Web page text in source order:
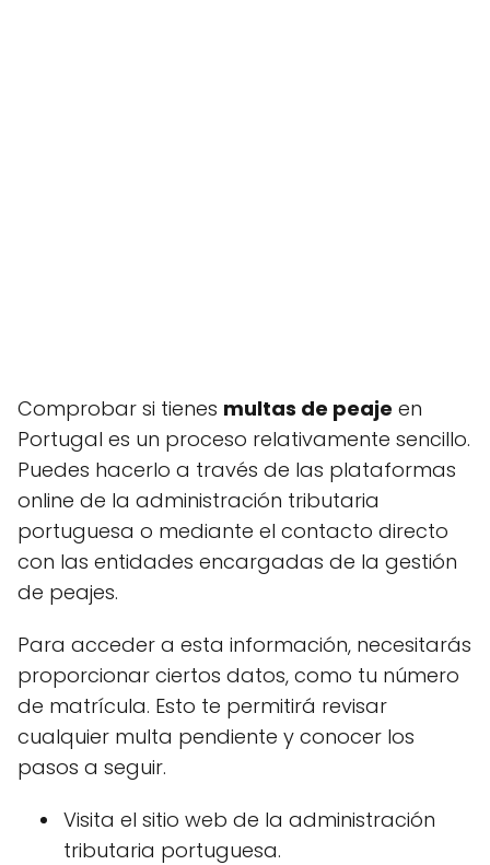
Comprobar si tienes multas de peaje en
Portugal es un proceso relativamente sencillo.
Puedes hacerlo a través de las plataformas
online de la administración tributaria
portuguesa o mediante el contacto directo
con las entidades encargadas de la gestión
de peajes.
Para acceder a esta información, necesitarás
proporcionar ciertos datos, como tu número
de matrícula. Esto te permitirá revisar
cualquier multa pendiente y conocer los
pasos a seguir.
Visita el sitio web de la administración
tributaria portuguesa.